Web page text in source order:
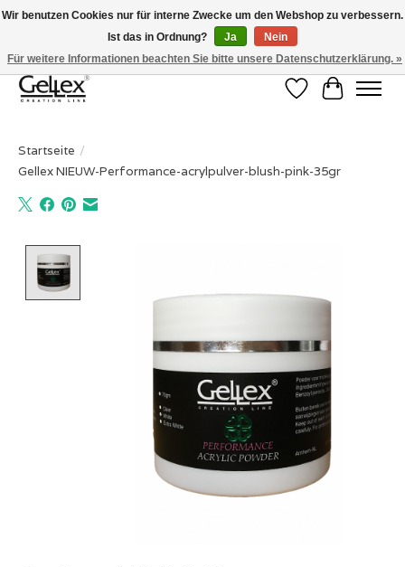
✅ Voor 15:00 besteld, de volgende werkdag in huis! ✅ Gratis verzenden vanaf
€50 ✉info@gellex.nl
Wunschzettel
Ihr
Startseite /
Gellex NIEUW-Performance-acrylpulver-blush-pink-35gr
Wir benutzen Cookies nur für interne Zwecke um den Webshop zu verbessern.
Ist das in Ordnung?
Ja
Nein
Für weitere Informationen beachten Sie bitte unsere Datenschutzerklärung. »